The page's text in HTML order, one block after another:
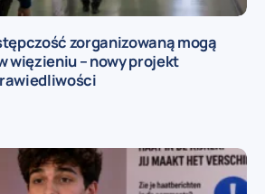
zorganizowaną mogą
więzieniu – nowy projekt